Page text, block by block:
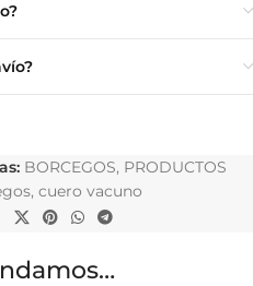
BORCEGOS, PRODUCTOS
, cuero vacuno